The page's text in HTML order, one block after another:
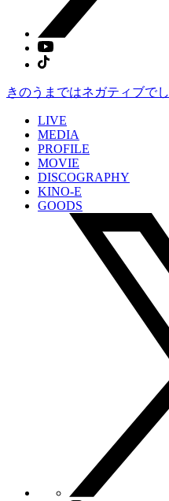
きのうまではネガティブで
LIVE
MEDIA
PROFILE
MOVIE
DISCOGRAPHY
KINO-E
GOODS